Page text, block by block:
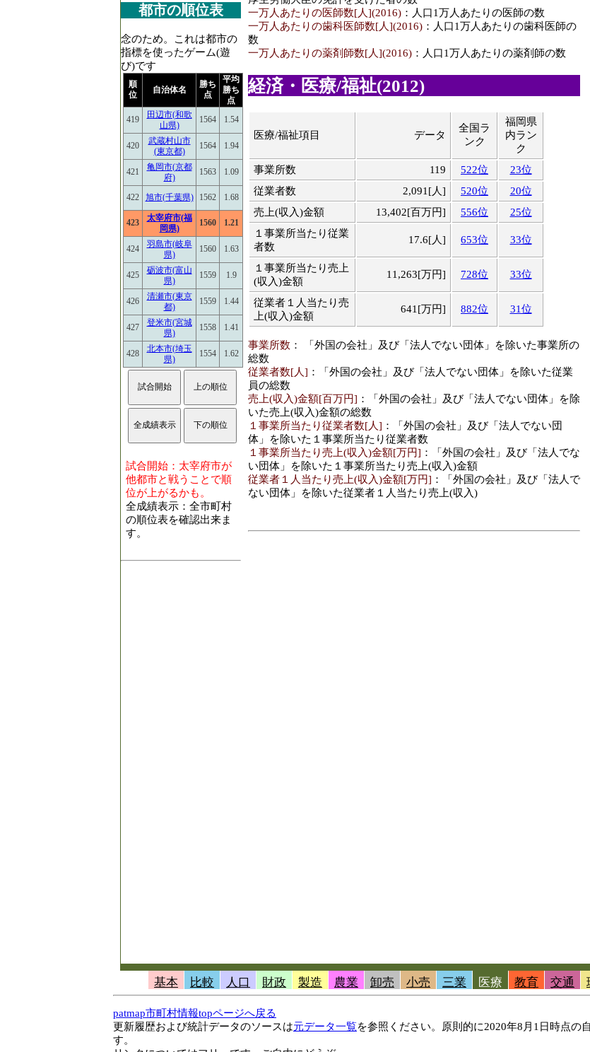
一万人あたりの医師数[人](2016) ：人口1万人あたりの医師の数
一万人あたりの歯科医師数[人](2016) ：人口1万人あたりの歯科医師の
数
一万人あたりの薬剤師数[人](2016) ：人口1万人あたりの薬剤師の数
経済・医療/福祉(2012)
医療/福祉項目 データ
全国ラ
ンク
福岡県
内ラン
ク
事業所数
119 522位
23位
従業者数
2,091[人] 520位
20位
売上(収入)金額
13,402[百万円] 556位
25位
１事業所当たり従業
者数
17.6[人] 653位 33位
１事業所当たり売上
(収入)金額
11,263[万円] 728位 33位
従業者１人当たり売
上(収入)金額
641[万円] 882位 31位
事業所数 ： 「外国の会社」及び「法人でない団体」を除いた事業所の
総数
従業者数[人] ：「外国の会社」及び「法人でない団体」を除いた従業
員の総数
売上(収入)金額[百万円] ：「外国の会社」及び「法人でない団体」を除
いた売上(収入)金額の総数
１事業所当たり従業者数[人] ：「外国の会社」及び「法人でない団
体」を除いた１事業所当たり従業者数
１事業所当たり売上(収入)金額[万円] ：「外国の会社」及び「法人でな
い団体」を除いた１事業所当たり売上(収入)金額
従業者１人当たり売上(収入)金額[万円] ：「外国の会社」及び「法人で
ない団体」を除いた従業者１人当たり売上(収入)
都市の順位表
念のため。これは都市の
指標を使ったゲーム(遊
び)です
順
位
自治体名
勝ち
点
平均
勝ち
点
419
田辺市(和歌
山県)
1564 1.54
420
武蔵村山市
(東京都)
1564 1.94
421
亀岡市(京都
府)
1563 1.09
422 旭市(千葉県) 1562 1.68
423
太宰府市(福
岡県)
1560 1.21
424
羽島市(岐阜
県)
1560 1.63
425
砺波市(富山
県)
1559 1.9
426
清瀬市(東京
都)
1559 1.44
427
登米市(宮城
県)
1558 1.41
428
北本市(埼玉
県)
1554 1.62
試合開始：太宰府市が
他都市と戦うことで順
位が上がるかも。
全成績表示：全市町村
の順位表を確認出来ま
す。
基本 比較 人口 財政 製造 農業 卸売 小売 三業 医療 教育 交通
patmap市町村情報topページへ戻る
更新履歴および統計データのソースは元データ一覧を参照ください。原則的に2020年8月1日時点の
す。